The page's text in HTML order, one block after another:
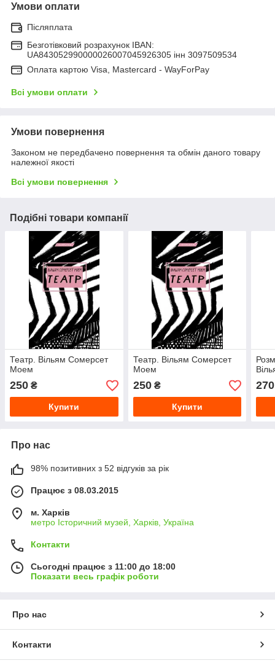
Умови оплати
Післяплата
Безготівковий розрахунок IBAN:
UA843052990000026007045926305 інн 3097509534
Оплата картою Visa, Mastercard - WayForPay
Всі умови оплати
Умови повернення
Законом не передбачено повернення та обмін даного товару
належної якості
Всі умови повернення
Подібні товари компанії
Театр. Вільям Сомерсет
Моем
250 ₴
Купити
Театр. Вільям Сомерсет
Моем
250₴
Купити
270
Про нас
98% позитивних з 52 відгуків за рік
Працює з 08.03.2015
м. Харків
метро Історичний музей, Харків, Україна
Контакти
Сьогодні працює з 11:00 до 18:00
Показати весь графік роботи
Про нас
Контакти